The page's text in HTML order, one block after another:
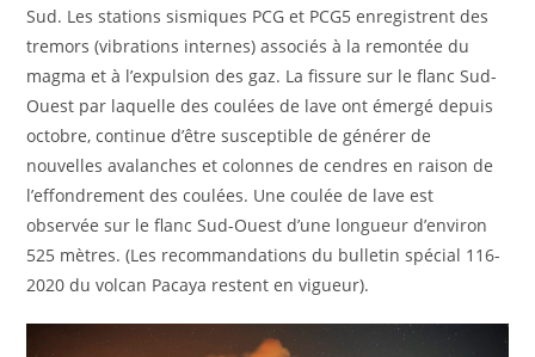
Sud. Les stations sismiques PCG et PCG5 enregistrent des
tremors (vibrations internes) associés à la remontée du
magma et à l’expulsion des gaz. La fissure sur le flanc Sud-
Ouest par laquelle des coulées de lave ont émergé depuis
octobre, continue d’être susceptible de générer de
nouvelles avalanches et colonnes de cendres en raison de
l’effondrement des coulées. Une coulée de lave est
observée sur le flanc Sud-Ouest d’une longueur d’environ
525 mètres. (Les recommandations du bulletin spécial 116-
2020 du volcan Pacaya restent en vigueur).